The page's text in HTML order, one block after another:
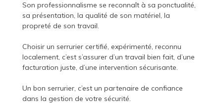
Son professionnalisme se reconnaît à sa ponctualité,
sa présentation, la qualité de son matériel, la
propreté de son travail.
Choisir un serrurier certifié, expérimenté, reconnu
localement, c’est s’assurer d’un travail bien fait, d’une
facturation juste, d’une intervention sécurisante.
Un bon serrurier, c’est un partenaire de confiance
dans la gestion de votre sécurité.